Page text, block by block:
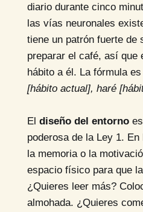
diario durante cinco
las vías neuronales
tiene un patrón fuerte de
preparar el café, así que
hábito a él. La fórmula
[hábito actual], haré
El diseño del entornoes
poderosa de la Ley 1.
la memoria o la
espacio físico para que
¿Quieres leer más?
almohada. ¿Quieres